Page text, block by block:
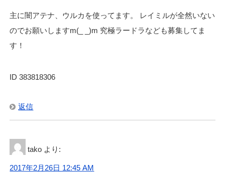
主に闇アテナ、ウルカを使ってます。 レイミルが全然いない
のでお願いしますm(_ _)m 究極ラードラなども募集してま
す！
ID 383818306
返信
tako より:
2017年2月26日 12:45 AM